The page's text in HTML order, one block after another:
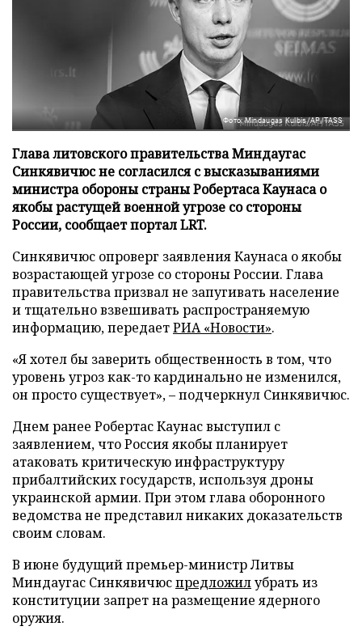
Фото: Mindaugas Kulbis/AP/TASS
Глава литовского правительства Миндаугас
Синкявичюс не согласился с высказываниями
министра обороны страны Робертаса Каунаса о
якобы растущей военной угрозе со стороны
России, сообщает портал LRT.
Синкявичюс опроверг заявления Каунаса о якобы
возрастающей угрозе со стороны России. Глава
правительства призвал не запугивать население
и тщательно взвешивать распространяемую
информацию, передаетРИА «Новости».
«Я хотел бы заверить общественность в том, что
уровень угроз как-то кардинально не изменился,
он просто существует», – подчеркнул Синкявичюс.
Днем ранее Робертас Каунас выступил с
заявлением, что Россия якобы планирует
атаковать критическую инфраструктуру
прибалтийских государств, используя дроны
украинской армии. При этом глава оборонного
ведомства не представил никаких доказательств
своим словам.
В июне будущий премьер-министр Литвы
Миндаугас Синкявичюспредложилубрать из
конституции запрет на размещение ядерного
оружия.